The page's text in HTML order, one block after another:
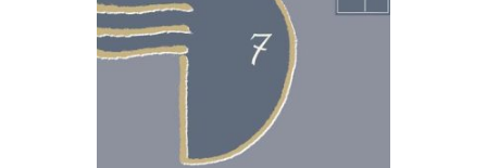
AGGIUNGI AL CARRELLO